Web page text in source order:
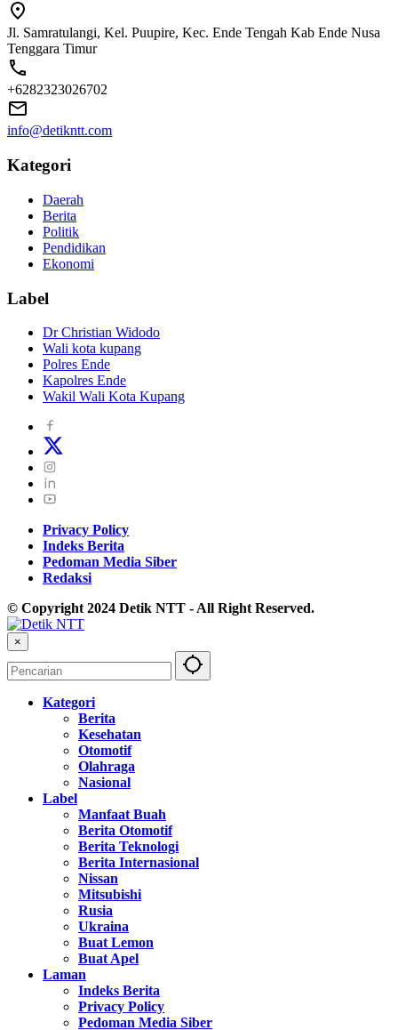
Jl. Samratulangi, Kel. Puupire, Kec. Ende Tengah Kab Ende Nusa
Tenggara Timur
+6282323026702
info@detikntt.com
Kategori
Daerah
Berita
Politik
Pendidikan
Ekonomi
Label
Dr Christian Widodo
Wali kota kupang
Polres Ende
Kapolres Ende
Wakil Wali Kota Kupang
Privacy Policy
Indeks Berita
Pedoman Media Siber
Redaksi
© Copyright 2024 Detik NTT - All Right Reserved.
×
Kategori
Berita
Kesehatan
Otomotif
Olahraga
Nasional
Label
Manfaat Buah
Berita Otomotif
Berita Teknologi
Berita Internasional
Nissan
Mitsubishi
Rusia
Ukraina
Buat Lemon
Buat Apel
Laman
Indeks Berita
Privacy Policy
Pedoman Media Siber